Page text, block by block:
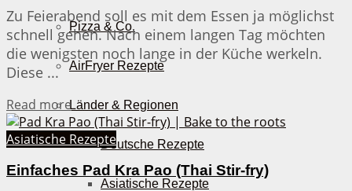
Pizza & Co.
AirFryer Rezepte
Länder & Regionen
Deutsche Rezepte
Asiatische Rezepte
Zu Feierabend soll es mit dem Essen ja möglichst
schnell gehen. Nach einem langen Tag möchten
die wenigsten noch lange in der Küche werkeln.
Diese ...
Read moreDetails
Asiatische Rezepte
Einfaches Pad Kra Pao (Thai Stir-fry)